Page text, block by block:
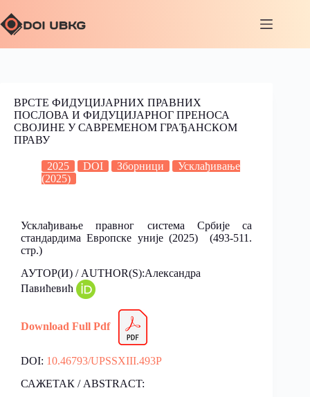
ВРСТЕ ФИДУЦИЈАРНИХ ПРАВНИХ
ПОСЛОВА И ФИДУЦИЈАРНОГ ПРЕНОСА
СВОЈИНЕ У САВРЕМЕНОМ ГРАЂАНСКОМ
ПРАВУ
2025 DOI Зборници
Усклађивање
(2025)
Усклађивање правног система Србије са
стандардима Европске уније (2025) (493-511.
стр.)
АУТОР(И) / AUTHOR(S):Александра
Павићевић
Download Full Pdf
DOI: 10.46793/UPSSXIII.493P
САЖЕТАК / ABSTRACT: